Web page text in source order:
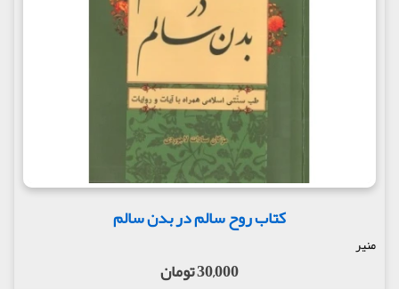
کتاب روح سالم در بدن سالم
منیر
30,000 تومان